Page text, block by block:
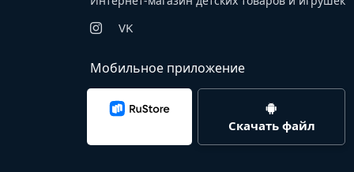
VK
Мобильное приложение
Скачать файл